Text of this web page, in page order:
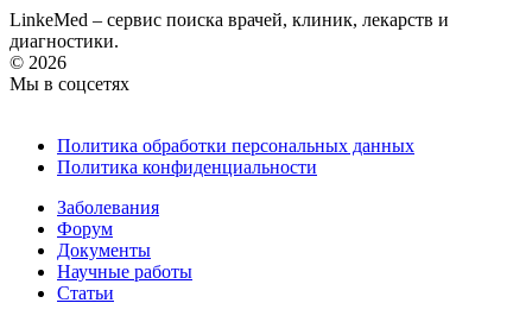
LinkeMed – сервис поиска врачей, клиник, лекарств и
диагностики.
© 2026
Мы в соцсетях
Политика обработки персональных данных
Политика конфиденциальности
Заболевания
Форум
Документы
Научные работы
Статьи